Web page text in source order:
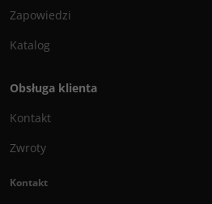
Zapowiedzi
Katalog
Obsługa klienta
Kontakt
Zwroty
Kontakt